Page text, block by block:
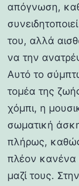
απόγνωση,
του, αλλά
να την
Αυτό το
τομέα της
χόμπι, η
σωματική
πλήρως,
πλέον κανένα
μαζί τους.